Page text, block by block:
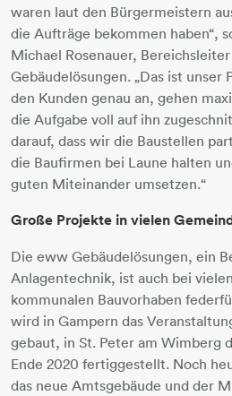
waren laut den Bürgermeistern
die Aufträge bekommen haben“,
Michael Rosenauer,
Gebäudelösungen. „Das ist unser
den Kunden genau an, gehen
die Aufgabe voll auf ihn
darauf, dass wir die Baustellen
die Baufirmen bei Laune halten
guten Miteinander umsetzen.“
Große Projekte in vielen
Die eww Gebäudelösungen, ein
Anlagentechnik, ist auch bei
kommunalen Bauvorhaben
wird in Gampern das
gebaut, in St. Peter am Wimberg
Ende 2020 fertiggestellt. Noch
das neue Amtsgebäude und der